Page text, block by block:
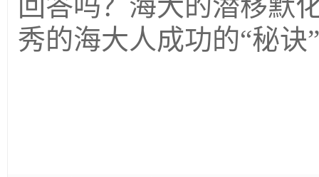
秀的海大人成功的“秘诀